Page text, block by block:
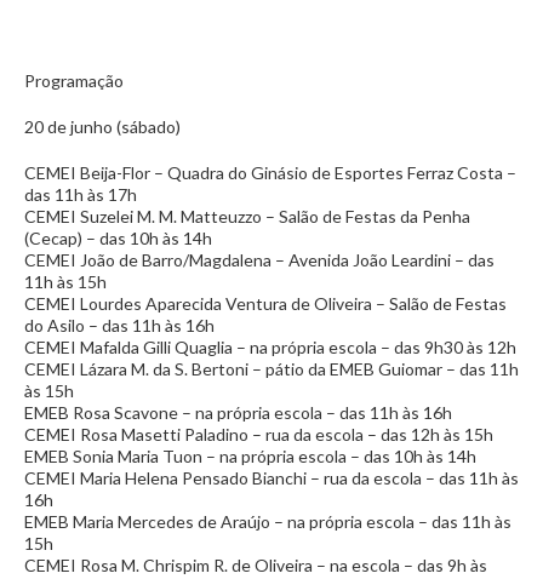
Programação
20 de junho (sábado)
CEMEI Beija-Flor – Quadra do Ginásio de Esportes Ferraz Costa –
das 11h às 17h
CEMEI Suzelei M. M. Matteuzzo – Salão de Festas da Penha
(Cecap) – das 10h às 14h
CEMEI João de Barro/Magdalena – Avenida João Leardini – das
11h às 15h
CEMEI Lourdes Aparecida Ventura de Oliveira – Salão de Festas
do Asilo – das 11h às 16h
CEMEI Mafalda Gilli Quaglia – na própria escola – das 9h30 às 12h
CEMEI Lázara M. da S. Bertoni – pátio da EMEB Guiomar – das 11h
às 15h
EMEB Rosa Scavone – na própria escola – das 11h às 16h
CEMEI Rosa Masetti Paladino – rua da escola – das 12h às 15h
EMEB Sonia Maria Tuon – na própria escola – das 10h às 14h
CEMEI Maria Helena Pensado Bianchi – rua da escola – das 11h às
16h
EMEB Maria Mercedes de Araújo – na própria escola – das 11h às
15h
CEMEI Rosa M. Chrispim R. de Oliveira – na escola – das 9h às